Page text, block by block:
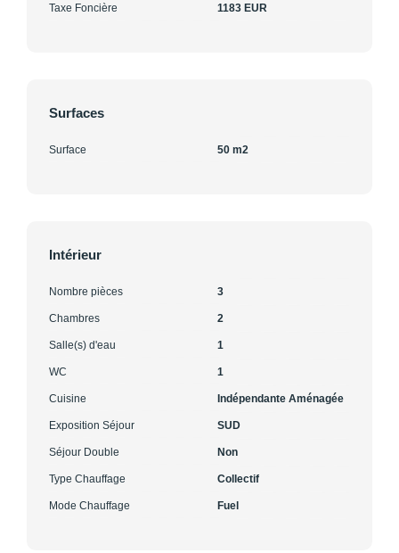
Taxe Foncière 1183 EUR
Surfaces
Surface 50 m2
Intérieur
Nombre pièces 3
Chambres 2
Salle(s) d'eau 1
WC 1
Cuisine Indépendante Aménagée
Exposition Séjour SUD
Séjour Double Non
Type Chauffage Collectif
Mode Chauffage Fuel